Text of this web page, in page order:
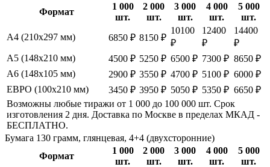
Формат
1 000
шт.
2 000
шт.
3 000
шт.
4 000
шт.
5 000
шт.
А4 (210х297 мм)
6850 ₽ 8150 ₽
10100
₽
12400
₽
14400
₽
А5 (148х210 мм)
4500 ₽ 5250 ₽ 6500 ₽ 7300 ₽ 8650 ₽
А6 (148х105 мм)
2900 ₽ 3550 ₽ 4700 ₽ 5100 ₽ 6000 ₽
ЕВРО (100х210 мм)
3450 ₽ 3950 ₽ 5050 ₽ 5350 ₽ 6650 ₽
Возможны любые тиражи от 1 000 до 100 000 шт. Срок
изготовления 2 дня. Доставка по Москве в пределах МКАД -
БЕСПЛАТНО.
Бумага 130 грамм, глянцевая, 4+4 (двухсторонние)
Формат
1 000
шт.
2 000
шт.
3 000
шт.
4 000
шт.
5 000
шт.